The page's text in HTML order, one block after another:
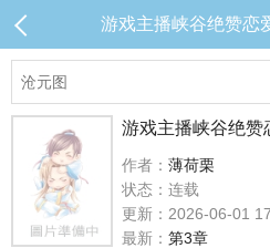
游戏主播峡谷绝赞恋
游戏主播峡谷绝赞
作者： 薄荷栗
状态：连载
更新：2026-06-01
最新： 第3章